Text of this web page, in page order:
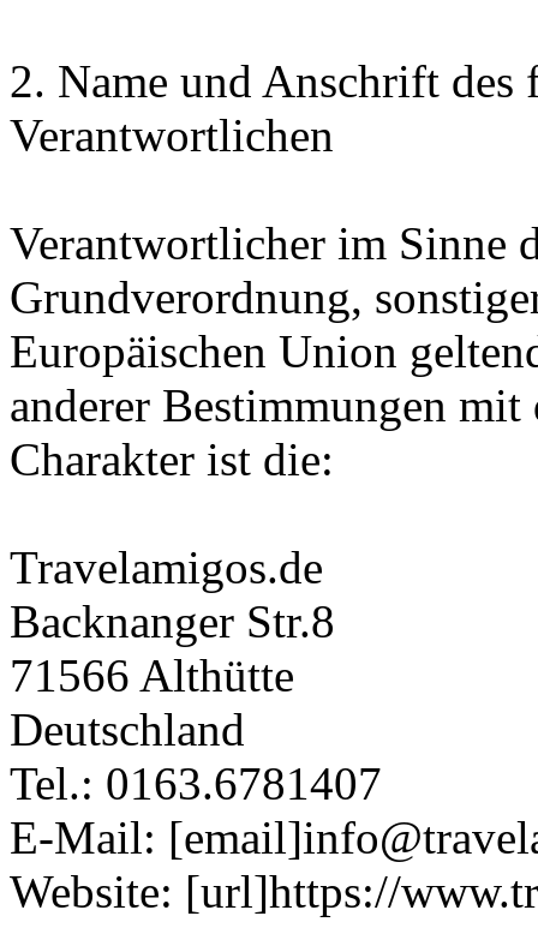
2. Name und Anschrift des
Verantwortlichen
Verantwortlicher im Sinne
Grundverordnung,
Europäischen Union
anderer Bestimmungen
Charakter ist die:
Travelamigos.de
Backnanger Str.8
71566 Althütte
Deutschland
Tel.: 0163.6781407
E-Mail:
Website: [url]https://